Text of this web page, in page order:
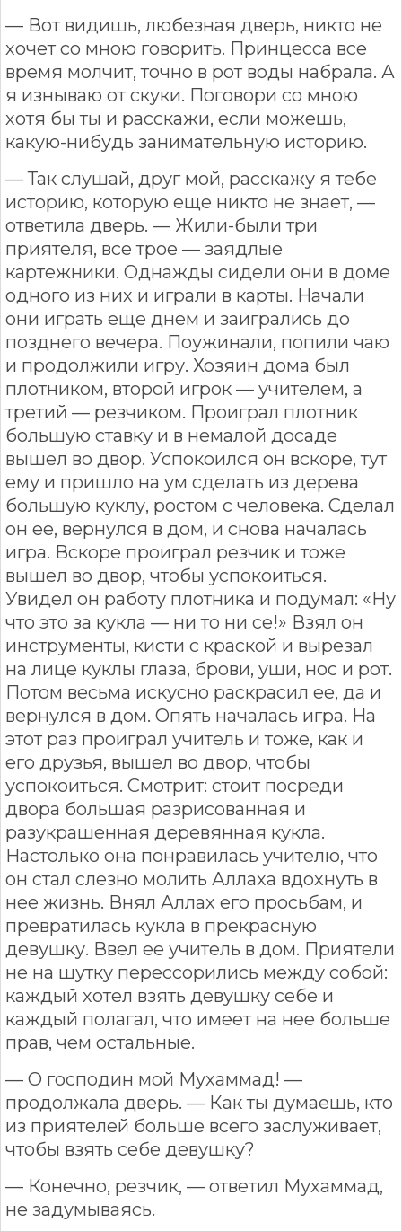
— Вот видишь, любезная дверь, никто не
хочет со мною говорить. Принцесса все
время молчит, точно в рот воды набрала. А
я изнываю от скуки. Поговори со мною
хотя бы ты и расскажи, если можешь,
какую-нибудь занимательную историю.
— Так слушай, друг мой, расскажу я тебе
историю, которую еще никто не знает, —
ответила дверь. — Жили-были три
приятеля, все трое — заядлые
картежники. Однажды сидели они в доме
одного из них и играли в карты. Начали
они играть еще днем и заигрались до
позднего вечера. Поужинали, попили чаю
и продолжили игру. Хозяин дома был
плотником, второй игрок — учителем, а
третий — резчиком. Проиграл плотник
большую ставку и в немалой досаде
вышел во двор. Успокоился он вскоре, тут
ему и пришло на ум сделать из дерева
большую куклу, ростом с человека. Сделал
он ее, вернулся в дом, и снова началась
игра. Вскоре проиграл резчик и тоже
вышел во двор, чтобы успокоиться.
Увидел он работу плотника и подумал: «Ну
что это за кукла — ни то ни се!» Взял он
инструменты, кисти с краской и вырезал
на лице куклы глаза, брови, уши, нос и рот.
Потом весьма искусно раскрасил ее, да и
вернулся в дом. Опять началась игра. На
этот раз проиграл учитель и тоже, как и
его друзья, вышел во двор, чтобы
успокоиться. Смотрит: стоит посреди
двора большая разрисованная и
разукрашенная деревянная кукла.
Настолько она понравилась учителю, что
он стал слезно молить Аллаха вдохнуть в
нее жизнь. Внял Аллах его просьбам, и
превратилась кукла в прекрасную
девушку. Ввел ее учитель в дом. Приятели
не на шутку перессорились между собой:
каждый хотел взять девушку себе и
каждый полагал, что имеет на нее больше
прав, чем остальные.
— О господин мой Мухаммад! —
продолжала дверь. — Как ты думаешь, кто
из приятелей больше всего заслуживает,
чтобы взять себе девушку?
— Конечно, резчик, — ответил Мухаммад,
не задумываясь.